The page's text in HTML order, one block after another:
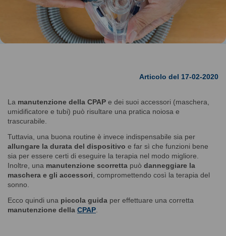
Articolo del 17-02-2020
La manutenzione della CPAP e dei suoi accessori (maschera,
umidificatore e tubi) può risultare una pratica noiosa e
trascurabile.
Tuttavia, una buona routine è invece indispensabile sia per
allungare la durata del dispositivo e far sì che funzioni bene
sia per essere certi di eseguire la terapia nel modo migliore.
Inoltre, una manutenzione scorretta può danneggiare la
maschera e gli accessori , compromettendo così la terapia del
sonno.
Ecco quindi una piccola guida per effettuare una corretta
manutenzione della CPAP